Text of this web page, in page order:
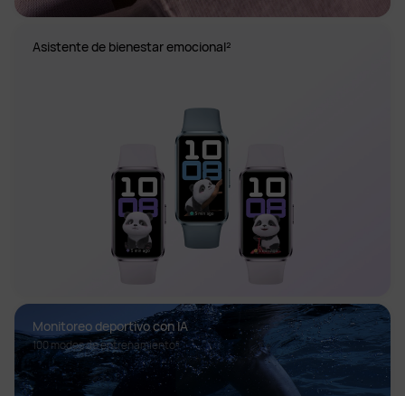
Monitoreo deportivo con IA
100 modos de entrenamiento⁵